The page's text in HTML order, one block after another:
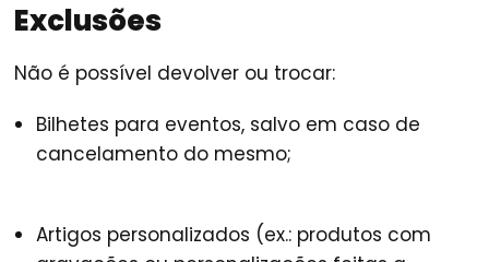
Exclusões
Não é possível devolver ou trocar:
Bilhetes para eventos, salvo em caso de
cancelamento do mesmo;
Artigos personalizados (ex.: produtos com